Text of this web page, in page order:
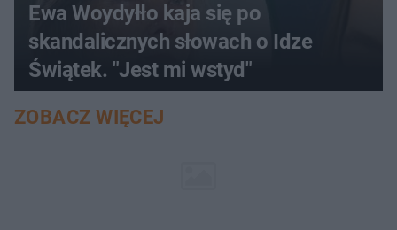
Ewa Woydyłło kaja się po
skandalicznych słowach o Idze
Świątek. "Jest mi wstyd"
ZOBACZ WIĘCEJ